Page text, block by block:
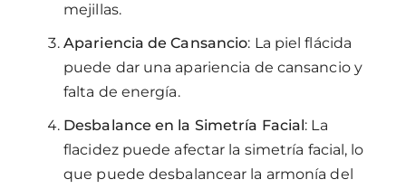
mejillas.
Apariencia de Cansancio: La piel flácida
puede dar una apariencia de cansancio y
falta de energía.
Desbalance en la Simetría Facial: La
flacidez puede afectar la simetría facial, lo
que puede desbalancear la armonía del